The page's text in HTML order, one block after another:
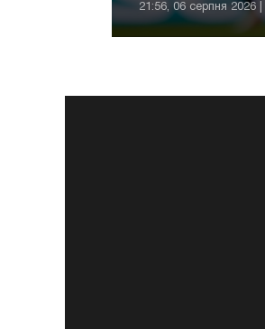
21:56, 06 серпня